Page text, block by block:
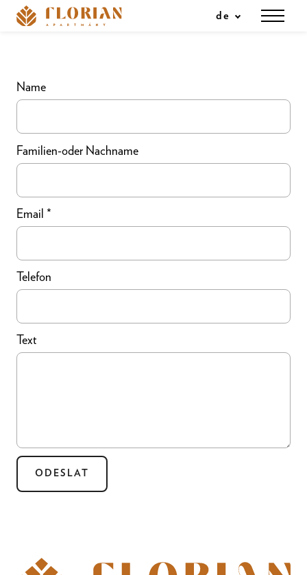
Angebot
de
de
Name
Familien-oder Nachname
Email *
Telefon
Text
ODESLAT